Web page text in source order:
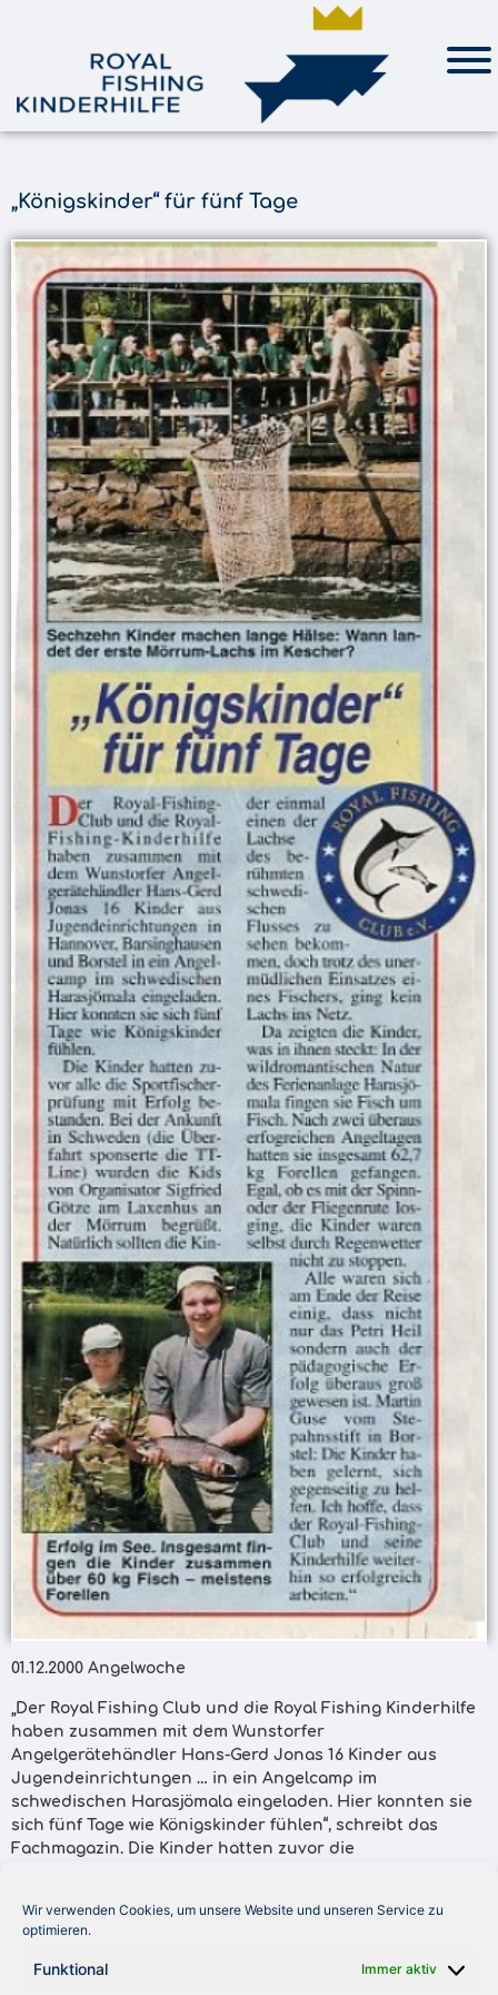
Wir verwenden Cookies, um unsere Website und unseren Service zu
optimieren.
Funktional Immer aktiv
„Königskinder“ für fünf Tage
01.12.2000 Angelwoche
„Der Royal Fishing Club und die Royal Fishing Kinderhilfe
haben zusammen mit dem Wunstorfer
Angelgerätehändler Hans-Gerd Jonas 16 Kinder aus
Jugendeinrichtungen … in ein Angelcamp im
schwedischen Harasjömala eingeladen. Hier konnten sie
sich fünf Tage wie Königskinder fühlen“, schreibt das
Fachmagazin. Die Kinder hatten zuvor die
sondern auch der pädagogische Erfolg überaus groß
gewesen ist“, meint die Angelwoche und zitiert Erzieher
Guse vom Stephansstift: „Die Kinder haben gelernt, sich